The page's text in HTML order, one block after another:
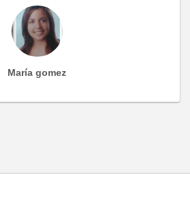
María gomez